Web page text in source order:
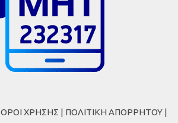
ΟΡΟΙ ΧΡΗΣΗΣ | ΠΟΛΙΤΙΚΗ ΑΠΟΡΡΗΤΟΥ |